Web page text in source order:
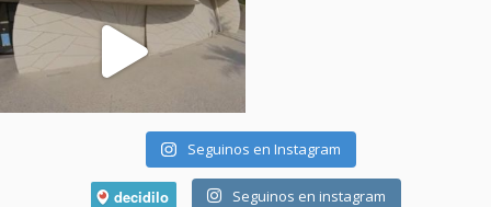
Seguinos en Instagram
Seguinos en instagram